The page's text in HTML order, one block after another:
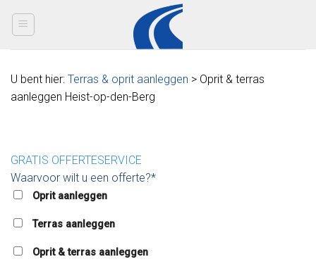
U bent hier: Terras & oprit aanleggen > Oprit & terras
aanleggen Heist-op-den-Berg
GRATIS OFFERTESERVICE
Waarvoor wilt u een offerte?*
Oprit aanleggen
Terras aanleggen
Oprit & terras aanleggen